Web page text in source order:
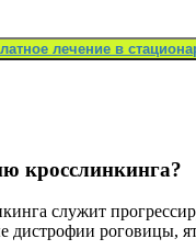
лечение в
кросслинкинга?
служит
роговицы,